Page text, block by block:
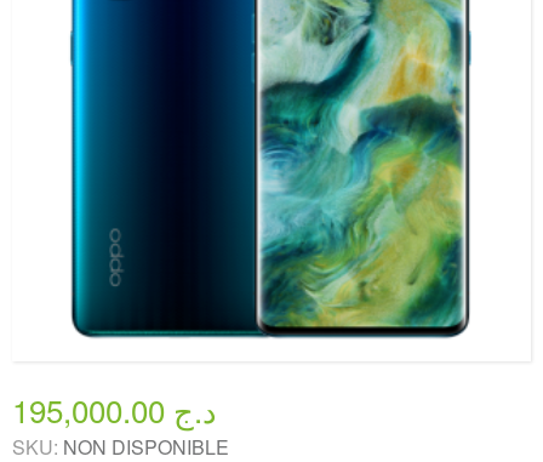
195,000.00 د.ج
SKU: NON DISPONIBLE